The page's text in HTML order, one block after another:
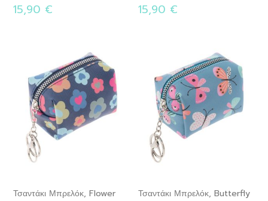
15,90 € 15,90 €
Τσαντάκι Μπρελόκ, Flower Τσαντάκι Μπρελόκ, Butterfly